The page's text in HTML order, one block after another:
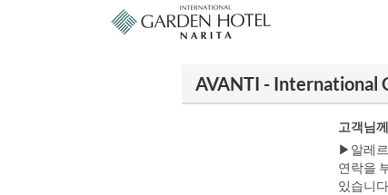
AVANTI - International
고객님
▶알레
연락을
있습니